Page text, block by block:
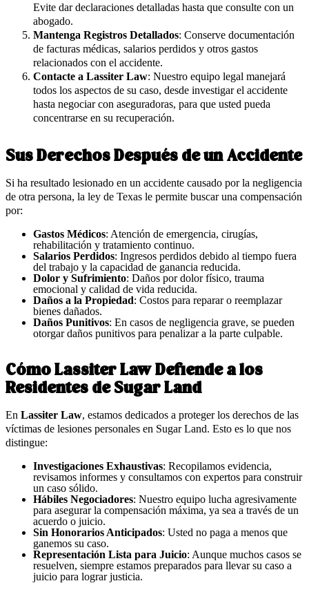
Evite dar declaraciones detalladas hasta que consulte con un
abogado.
Mantenga Registros Detallados: Conserve documentación
de facturas médicas, salarios perdidos y otros gastos
relacionados con el accidente.
Contacte a Lassiter Law: Nuestro equipo legal manejará
todos los aspectos de su caso, desde investigar el accidente
hasta negociar con aseguradoras, para que usted pueda
concentrarse en su recuperación.
Sus Derechos Después de un Accidente
Si ha resultado lesionado en un accidente causado por la negligencia
de otra persona, la ley de Texas le permite buscar una compensación
por:
Gastos Médicos: Atención de emergencia, cirugías,
rehabilitación y tratamiento continuo.
Salarios Perdidos: Ingresos perdidos debido al tiempo fuera
del trabajo y la capacidad de ganancia reducida.
Dolor y Sufrimiento: Daños por dolor físico, trauma
emocional y calidad de vida reducida.
Daños a la Propiedad: Costos para reparar o reemplazar
bienes dañados.
Daños Punitivos: En casos de negligencia grave, se pueden
otorgar daños punitivos para penalizar a la parte culpable.
Cómo Lassiter Law Defiende a los
Residentes de Sugar Land
En Lassiter Law, estamos dedicados a proteger los derechos de las
víctimas de lesiones personales en Sugar Land. Esto es lo que nos
distingue:
Investigaciones Exhaustivas: Recopilamos evidencia,
revisamos informes y consultamos con expertos para construir
un caso sólido.
Hábiles Negociadores: Nuestro equipo lucha agresivamente
para asegurar la compensación máxima, ya sea a través de un
acuerdo o juicio.
Sin Honorarios Anticipados: Usted no paga a menos que
ganemos su caso.
Representación Lista para Juicio: Aunque muchos casos se
resuelven, siempre estamos preparados para llevar su caso a
juicio para lograr justicia.